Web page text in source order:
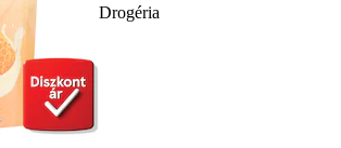
Drogéria